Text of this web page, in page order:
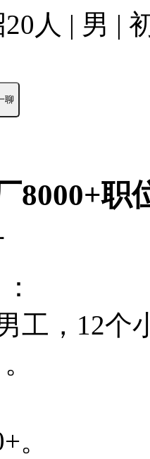
人 | 男 |
聊
8000+职
工，12个
。